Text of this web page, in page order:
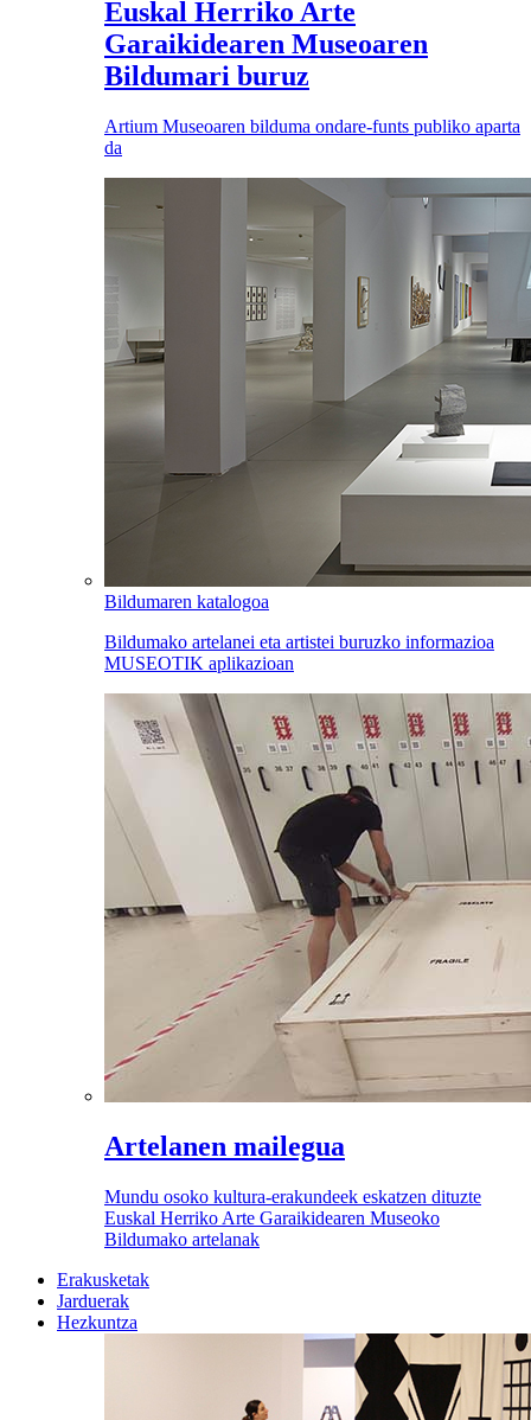
Euskal Herriko Arte
Garaikidearen Museoaren
Bildumari buruz
Artium Museoaren bilduma ondare-funts publiko aparta
da
Bildumaren katalogoa
Bildumako artelanei eta artistei buruzko informazioa
MUSEOTIK aplikazioan
Artelanen mailegua
Mundu osoko kultura-erakundeek eskatzen dituzte
Euskal Herriko Arte Garaikidearen Museoko
Bildumako artelanak
Erakusketak
Jarduerak
Hezkuntza